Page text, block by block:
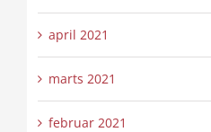
april 2021
marts 2021
februar 2021